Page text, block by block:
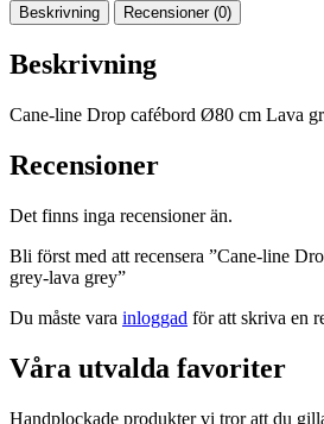
Beskrivning Recensioner (0)
Beskrivning
Cane-line Drop cafébord Ø80 cm Lava
Recensioner
Det finns inga recensioner än.
Bli först med att recensera ”Cane-line
grey-lava grey”
Du måste vara inloggad för att skriva en
Våra utvalda favoriter
Handplockade produkter vi tror att du